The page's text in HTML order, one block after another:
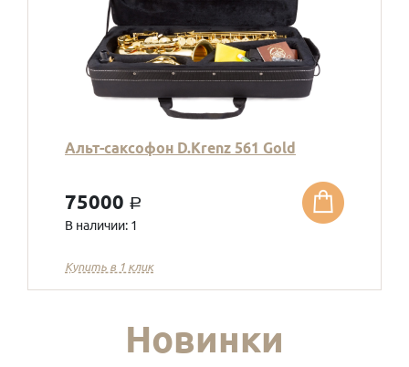
Альт-саксофон D.Krenz 561 Gold
75000 a
В наличии: 1
Купить в 1 клик
Новинки